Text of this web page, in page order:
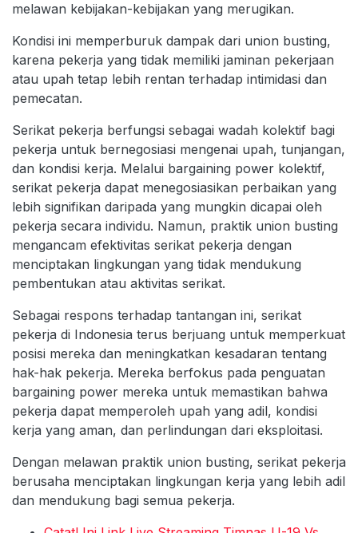
melawan kebijakan-kebijakan yang merugikan.
Kondisi ini memperburuk dampak dari union busting,
karena pekerja yang tidak memiliki jaminan pekerjaan
atau upah tetap lebih rentan terhadap intimidasi dan
pemecatan.
Serikat pekerja berfungsi sebagai wadah kolektif bagi
pekerja untuk bernegosiasi mengenai upah, tunjangan,
dan kondisi kerja. Melalui bargaining power kolektif,
serikat pekerja dapat menegosiasikan perbaikan yang
lebih signifikan daripada yang mungkin dicapai oleh
pekerja secara individu. Namun, praktik union busting
mengancam efektivitas serikat pekerja dengan
menciptakan lingkungan yang tidak mendukung
pembentukan atau aktivitas serikat.
Sebagai respons terhadap tantangan ini, serikat
pekerja di Indonesia terus berjuang untuk memperkuat
posisi mereka dan meningkatkan kesadaran tentang
hak-hak pekerja. Mereka berfokus pada penguatan
bargaining power mereka untuk memastikan bahwa
pekerja dapat memperoleh upah yang adil, kondisi
kerja yang aman, dan perlindungan dari eksploitasi.
Dengan melawan praktik union busting, serikat pekerja
berusaha menciptakan lingkungan kerja yang lebih adil
dan mendukung bagi semua pekerja.